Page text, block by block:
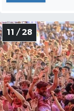
11 / 28